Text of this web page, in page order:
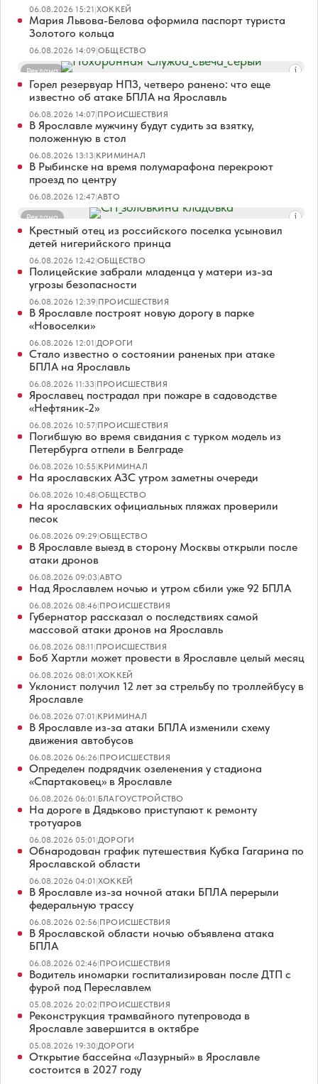
06.08.2026 15:21|ХОККЕЙ
Мария Львова-Белова оформила паспорт туриста
Золотого кольца
06.08.2026 14:09|ОБЩЕСТВО
Реклама
Горел резервуар НПЗ, четверо ранено: что еще
известно об атаке БПЛА на Ярославль
06.08.2026 14:07|ПРОИСШЕСТВИЯ
В Ярославле мужчину будут судить за взятку,
положенную в стол
06.08.2026 13:13|КРИМИНАЛ
В Рыбинске на время полумарафона перекроют
проезд по центру
06.08.2026 12:47|АВТО
Реклама
Крестный отец из российского поселка усыновил
детей нигерийского принца
06.08.2026 12:42|ОБЩЕСТВО
Полицейские забрали младенца у матери из-за
угрозы безопасности
06.08.2026 12:39|ПРОИСШЕСТВИЯ
В Ярославле построят новую дорогу в парке
«Новоселки»
06.08.2026 12:01|ДОРОГИ
Стало известно о состоянии раненых при атаке
БПЛА на Ярославль
06.08.2026 11:33|ПРОИСШЕСТВИЯ
Ярославец пострадал при пожаре в садоводстве
«Нефтяник-2»
06.08.2026 10:57|ПРОИСШЕСТВИЯ
Погибшую во время свидания с турком модель из
Петербурга отпели в Белграде
06.08.2026 10:55|КРИМИНАЛ
На ярославских АЗС утром заметны очереди
06.08.2026 10:48|ОБЩЕСТВО
На ярославских официальных пляжах проверили
песок
06.08.2026 09:29|ОБЩЕСТВО
В Ярославле выезд в сторону Москвы открыли после
атаки дронов
06.08.2026 09:03|АВТО
Над Ярославлем ночью и утром сбили уже 92 БПЛА
06.08.2026 08:46|ПРОИСШЕСТВИЯ
Губернатор рассказал о последствиях самой
массовой атаки дронов на Ярославль
06.08.2026 08:11|ПРОИСШЕСТВИЯ
Боб Хартли может провести в Ярославле целый месяц
06.08.2026 08:01|ХОККЕЙ
Уклонист получил 12 лет за стрельбу по троллейбусу в
Ярославле
06.08.2026 07:01|КРИМИНАЛ
В Ярославле из-за атаки БПЛА изменили схему
движения автобусов
06.08.2026 06:26|ПРОИСШЕСТВИЯ
Определен подрядчик озеленения у стадиона
«Спартаковец» в Ярославле
06.08.2026 06:01|БЛАГОУСТРОЙСТВО
На дороге в Дядьково приступают к ремонту
тротуаров
06.08.2026 05:01|ДОРОГИ
Обнародован график путешествия Кубка Гагарина по
Ярославской области
06.08.2026 04:01|ХОККЕЙ
В Ярославле из-за ночной атаки БПЛА перерыли
федеральную трассу
06.08.2026 02:56|ПРОИСШЕСТВИЯ
В Ярославской области ночью объявлена атака
БПЛА
06.08.2026 02:46|ПРОИСШЕСТВИЯ
Водитель иномарки госпитализирован после ДТП с
фурой под Переславлем
05.08.2026 20:02|ПРОИСШЕСТВИЯ
Реконструкция трамвайного путепровода в
Ярославле завершится в октябре
05.08.2026 19:30|ДОРОГИ
Открытие бассейна «Лазурный» в Ярославле
состоится в 2027 году